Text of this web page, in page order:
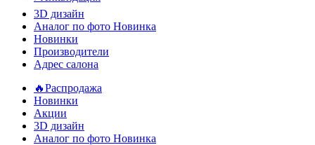
3D дизайн
Аналог по фото Новинка
Новинки
Производители
Адрес салона
🔥Распродажа
Новинки
Акции
3D дизайн
Аналог по фото Новинка